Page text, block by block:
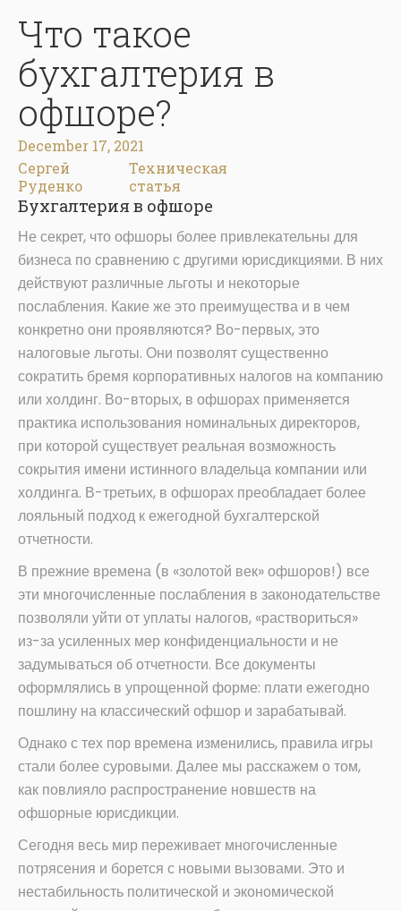
Что такое
бухгалтерия в
офшоре?
December 17, 2021
Сергей
Руденко
Техническая
статья
Бухгалтерия в офшоре
Не секрет, что офшоры более привлекательны для
бизнеса по сравнению с другими юрисдикциями. В них
действуют различные льготы и некоторые
послабления. Какие же это преимущества и в чем
конкретно они проявляются? Во-первых, это
налоговые льготы. Они позволят существенно
сократить бремя корпоративных налогов на компанию
или холдинг. Во-вторых, в офшорах применяется
практика использования номинальных директоров,
при которой существует реальная возможность
сокрытия имени истинного владельца компании или
холдинга. В-третьих, в офшорах преобладает более
лояльный подход к ежегодной бухгалтерской
отчетности.
В прежние времена (в «золотой век» офшоров!) все
эти многочисленные послабления в законодательстве
позволяли уйти от уплаты налогов, «раствориться»
из-за усиленных мер конфиденциальности и не
задумываться об отчетности. Все документы
оформлялись в упрощенной форме: плати ежегодно
пошлину на классический офшор и зарабатывай.
Однако с тех пор времена изменились, правила игры
стали более суровыми. Далее мы расскажем о том,
как повлияло распространение новшеств на
офшорные юрисдикции.
Сегодня весь мир переживает многочисленные
потрясения и борется с новыми вызовами. Это и
нестабильность политической и экономической